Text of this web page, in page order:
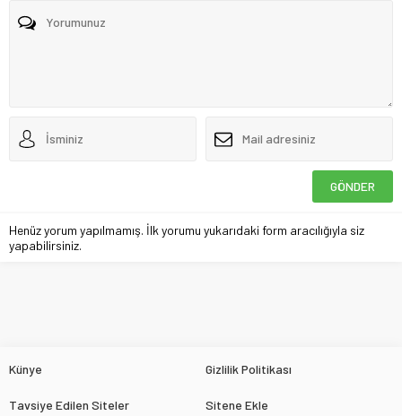
Henüz yorum yapılmamış. İlk yorumu yukarıdaki form aracılığıyla siz
yapabilirsiniz.
Künye Gizlilik Politikası
Tavsiye Edilen Siteler Sitene Ekle